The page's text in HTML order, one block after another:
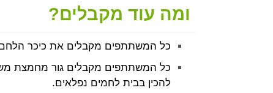
ומה עוד מקבלים?
כל המשתתפים מקבלים את כיכר הלחם
כל המשתתפים מקבלים גור מחמצת
להכין בבית לחמים נפלאים.